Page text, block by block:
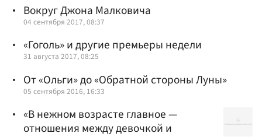
Вокруг Джона Малковича
04 сентября 2017, 08:37
«Гоголь» и другие премьеры недели
31 августа 2017, 08:25
От «Ольги» до «Обратной стороны Луны»
05 сентября 2016, 16:33
«В нежном возрасте главное —
отношения между девочкой и